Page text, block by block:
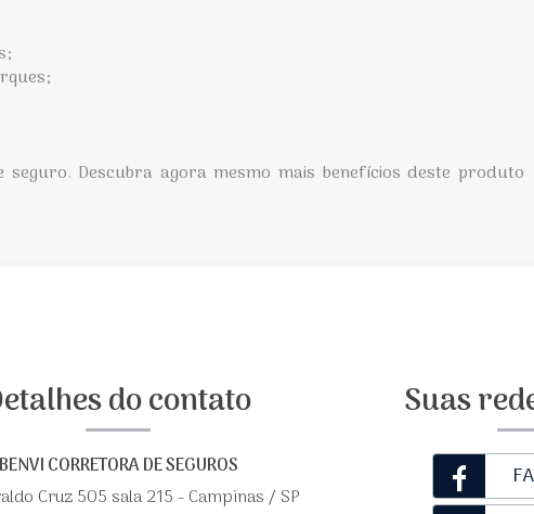
Descubra agora mesmo mais benefícios deste produto
do contato
BENVI CORRETORA DE SEGUROS
Cruz 505 sala 215 - Campinas / SP
Suas